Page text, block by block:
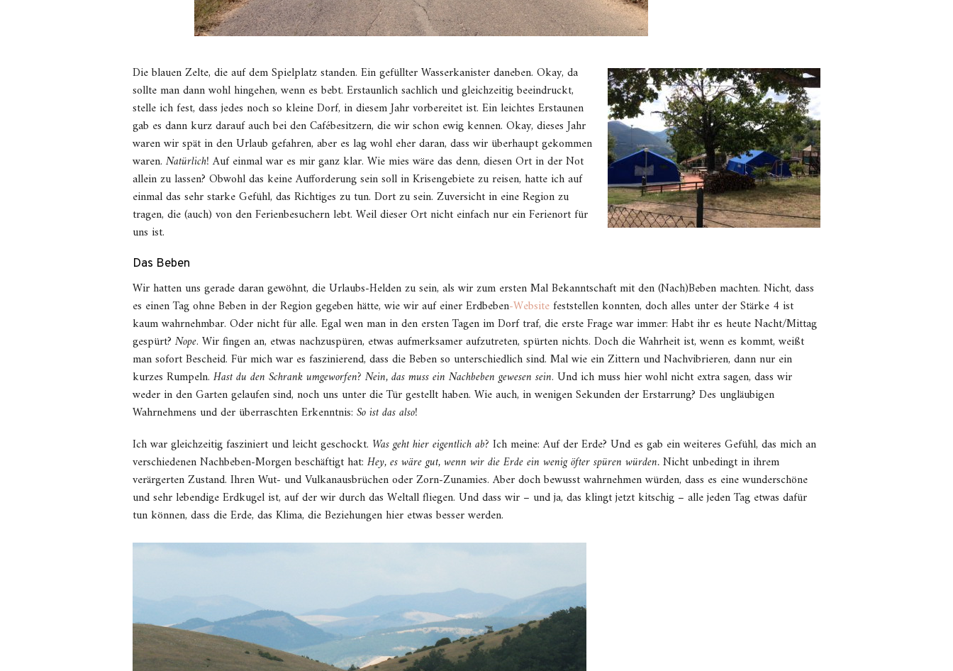
Die blauen Zelte, die auf dem Spielplatz standen. Ein gefüllter Wasserkanister daneben. Okay, da
sollte man dann wohl hingehen, wenn es bebt. Erstaunlich sachlich und gleichzeitig beeindruckt,
stelle ich fest, dass jedes noch so kleine Dorf, in diesem Jahr vorbereitet ist. Ein leichtes Erstaunen
gab es dann kurz darauf auch bei den Cafébesitzern, die wir schon ewig kennen. Okay, dieses Jahr
waren wir spät in den Urlaub gefahren, aber es lag wohl eher daran, dass wir überhaupt gekommen
waren. Natürlich! Auf einmal war es mir ganz klar. Wie mies wäre das denn, diesen Ort in der Not
allein zu lassen? Obwohl das keine Aufforderung sein soll in Krisengebiete zu reisen, hatte ich auf
einmal das sehr starke Gefühl, das Richtiges zu tun. Dort zu sein. Zuversicht in eine Region zu
tragen, die (auch) von den Ferienbesuchern lebt. Weil dieser Ort nicht einfach nur ein Ferienort für
uns ist.
Das Beben
Wir hatten uns gerade daran gewöhnt, die Urlaubs-Helden zu sein, als wir zum ersten Mal Bekanntschaft mit den (Nach)Beben machten. Nicht, dass
es einen Tag ohne Beben in der Region gegeben hätte, wie wir auf einer Erdbeben-Websitefeststellen konnten, doch alles unter der Stärke 4 ist
kaum wahrnehmbar. Oder nicht für alle. Egal wen man in den ersten Tagen im Dorf traf, die erste Frage war immer: Habt ihr es heute Nacht/Mittag
gespürt? Nope. Wir fingen an, etwas nachzuspüren, etwas aufmerksamer aufzutreten, spürten nichts. Doch die Wahrheit ist, wenn es kommt, weißt
man sofort Bescheid. Für mich war es faszinierend, dass die Beben so unterschiedlich sind. Mal wie ein Zittern und Nachvibrieren, dann nur ein
kurzes Rumpeln. Hast du den Schrank umgeworfen? Nein, das muss ein Nachbeben gewesen sein. Und ich muss hier wohl nicht extra sagen, dass wir
weder in den Garten gelaufen sind, noch uns unter die Tür gestellt haben. Wie auch, in wenigen Sekunden der Erstarrung? Des ungläubigen
Wahrnehmens und der überraschten Erkenntnis: So ist das also!
Ich war gleichzeitig fasziniert und leicht geschockt. Was geht hier eigentlich ab? Ich meine: Auf der Erde? Und es gab ein weiteres Gefühl, das mich an
verschiedenen Nachbeben-Morgen beschäftigt hat: Hey, es wäre gut, wenn wir die Erde ein wenig öfter spüren würden.Nicht unbedingt in ihrem
verärgerten Zustand. Ihren Wut- und Vulkanausbrüchen oder Zorn-Zunamies. Aber doch bewusst wahrnehmen würden, dass es eine wunderschöne
und sehr lebendige Erdkugel ist, auf der wir durch das Weltall fliegen. Und dass wir – und ja, das klingt jetzt kitschig – alle jeden Tag etwas dafür
tun können, dass die Erde, das Klima, die Beziehungen hier etwas besser werden.